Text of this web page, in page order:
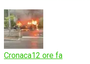
Cronaca12 ore fa